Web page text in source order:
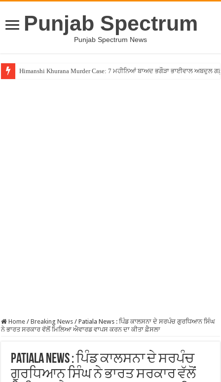
Punjab Spectrum
Punjab Spectrum News
Himanshi Khurana Murder Case: 7 ਮਹੀਨਿਆਂ ਬਾਅਦ ਭਗੌੜਾ ਭਾਈਵਾਲ ਅਬਦੁਲ
Home / Breaking News / Patiala News : ਪਿੰਡ ਕਾਲਸਨਾ ਦੇ ਸਰਪੰਚ ਗੁਰਧਿਆਨ ਸਿੰਘ
ਨੇ ਭਾਰਤ ਸਰਕਾਰ ਵੱਲੋਂ ਮਿਲਿਆ ਐਵਾਰਡ ਵਾਪਸ ਕਰਨ ਦਾ ਕੀਤਾ ਫ਼ੈਸਲਾ
Patiala News : ਪਿੰਡ ਕਾਲਸਨਾ ਦੇ ਸਰਪੰਚ
ਗੁਰਧਿਆਨ ਸਿੰਘ ਨੇ ਭਾਰਤ ਸਰਕਾਰ ਵੱਲੋਂ